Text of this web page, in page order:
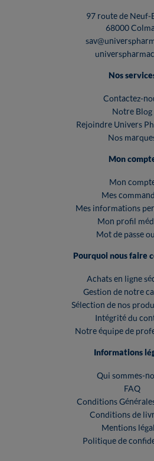
97 route de Neuf-
68000
Nos
Contactez-
Notre Blog
Rejoindre Univers
Nos
Mon
Mon
Mes
Mes informations
Mon profil
Mot de passe
Pourquoi nous faire
Achats en ligne
Gestion de notre
Sélection de nos
Intégrité du
Notre équipe de
Informations
Qui sommes-
FAQ
Conditions
Conditions de
Mentions
Politique de